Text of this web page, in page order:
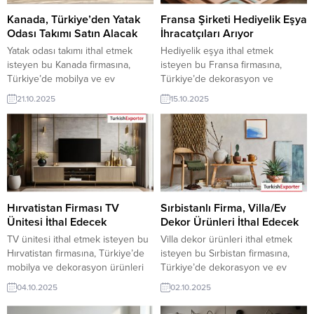
ihracat şirketleri erişebilmektedir.
➤ Bu ithalat alım talebinin
detaylarına...
ihracat şirketleri erişebilmektedir.
➤ Bu...
Kanada, Türkiye’den Yatak
Odası Takımı Satın Alacak
Yatak odası takımı ithal etmek
isteyen bu Kanada firmasına,
Türkiye’de mobilya ve ev
dekorasyon ürünleri ile yatak
odası takımı üreticisi veya
tedarikçisi olan ihracatçı firmalar
teklif sunabilirler. Yeni bir ihracat
pazarı fırsatı olan bu alım ilanının
iletişim bilgilerine TurkishExporter
VIP üyeleri ile TE üyelik kredisi
sahibi ihracat şirketleri
erişebilmektedir. ➤...
21.10.2025
Fransa Şirketi Hediyelik Eşya
İhracatçıları Arıyor
Hediyelik eşya ithal etmek
isteyen bu Fransa firmasına,
Türkiye’de dekorasyon ve
aksesuar ürünleri ile hediyelik
ürünler üreticisi veya tedarikçisi
olan ihracatçı firmalar teklif
sunabilirler. Yeni bir ihracat pazarı
fırsatı olan bu alım ilanının iletişim
bilgilerine TurkishExporter VIP
üyeleri ile TE üyelik kredisi sahibi
ihracat şirketleri erişebilmektedir.
➤ Bu ithalat alım...
15.10.2025
Hırvatistan Firması TV
Ünitesi İthal Edecek
TV ünitesi ithal etmek isteyen bu
Hırvatistan firmasına, Türkiye’de
mobilya ve dekorasyon ürünleri
ile ünite üreticisi veya tedarikçisi
olan ihracatçı firmalar teklif
sunabilirler. Yeni bir ihracat pazarı
04.10.2025
Sırbistanlı Firma, Villa/Ev
Dekor Ürünleri İthal Edecek
Villa dekor ürünleri ithal etmek
isteyen bu Sırbistan firmasına,
Türkiye’de dekorasyon ve ev
ürünleri ile villa/ev dekor ürünleri
üreticisi veya tedarikçisi olan
ihracatçı firmalar teklif sunabilirler.
02.10.2025